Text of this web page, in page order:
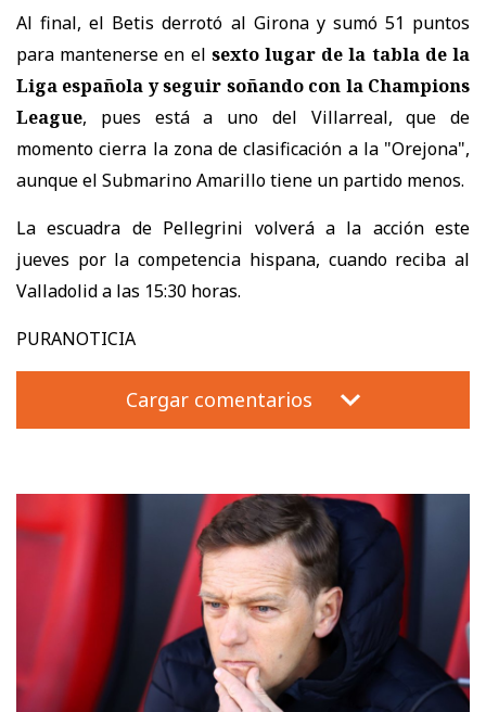
Al final, el Betis derrotó al Girona y sumó 51 puntos
para mantenerse en el sexto lugar de la tabla de la
Liga española y seguir soñando con la Champions
League, pues está a uno del Villarreal, que de
momento cierra la zona de clasificación a la "Orejona",
aunque el Submarino Amarillo tiene un partido menos.
La escuadra de Pellegrini volverá a la acción este
jueves por la competencia hispana, cuando reciba al
Valladolid a las 15:30 horas.
PURANOTICIA
Cargar comentarios